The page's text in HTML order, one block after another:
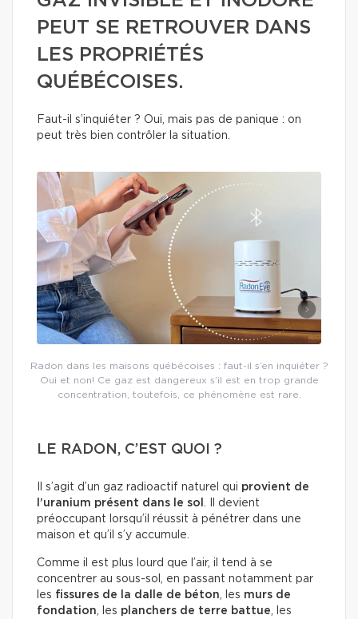
PEUT SE RETROUVER DANS
LES PROPRIÉTÉS
QUÉBÉCOISES.
Faut-il s’inquiéter ? Oui, mais pas de panique : on
peut très bien contrôler la situation.
Radon dans les maisons québécoises : faut-il s’en inquiéter ?
Oui et non! Ce gaz est dangereux s’il est en trop grande
concentration, toutefois, ce phénomène est rare.
LE RADON, C’EST QUOI ?
Il s’agit d’un gaz radioactif naturel qui provient de
l’uranium présent dans le sol
. Il devient
préoccupant lorsqu’il réussit à pénétrer dans une
maison et qu’il s’y accumule.
Comme il est plus lourd que l’air, il tend à se
concentrer au sous-sol, en passant notamment par
les fissures de la dalle de béton , les murs de
fondation , les planchers de terre battue , les